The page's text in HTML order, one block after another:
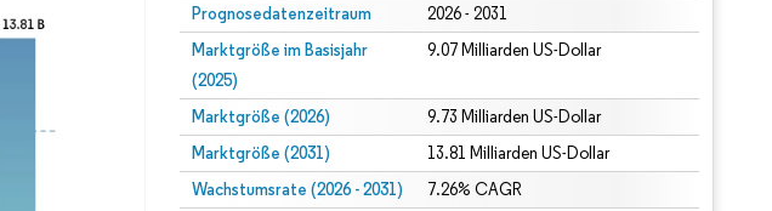
Prognosedatenzeitraum 2026 - 2031
Marktgröße im Basisjahr
(2025)
9.07 Milliarden US-Dollar
Marktgröße (2026) 9.73 Milliarden US-Dollar
Marktgröße (2031) 13.81 Milliarden US-Dollar
Wachstumsrate (2026 - 2031) 7.26% CAGR
Wiederverwendung erfordert Namensnennung gemäß CC BY 4.0.